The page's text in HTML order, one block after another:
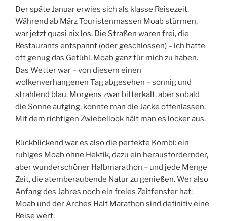
Der späte Januar erwies sich als klasse Reisezeit.
Während ab März Touristenmassen Moab stürmen,
war jetzt quasi nix los. Die Straßen waren frei, die
Restaurants entspannt (oder geschlossen) – ich hatte
oft genug das Gefühl, Moab ganz für mich zu haben.
Das Wetter war – von diesem einen
wolkenverhangenen Tag abgesehen – sonnig und
strahlend blau. Morgens zwar bitterkalt, aber sobald
die Sonne aufging, konnte man die Jacke offenlassen.
Mit dem richtigen Zwiebellook hält man es locker aus.
Rückblickend war es also die perfekte Kombi: ein
ruhiges Moab ohne Hektik, dazu ein herausfordernder,
aber wunderschöner Halbmarathon – und jede Menge
Zeit, die atemberaubende Natur zu genießen. Wer also
Anfang des Jahres noch ein freies Zeitfenster hat:
Moab und der Arches Half Marathon sind definitiv eine
Reise wert.